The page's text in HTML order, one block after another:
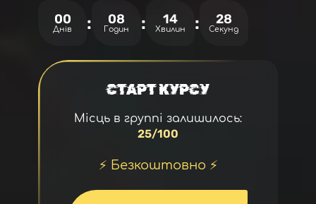
00
Днів : 08
Годин : 14
Хвилин : 27
Секунд
СТАРТ КУРСУ
Місць в группі залишилось:
25/100
⚡ Безкоштовно ⚡